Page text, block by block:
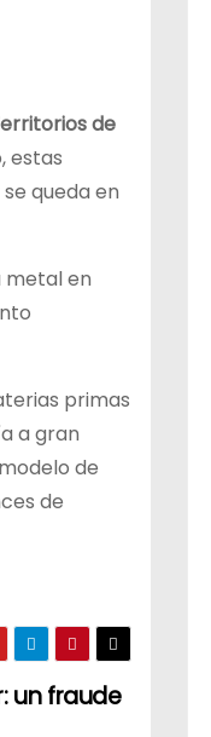
de
estas
queda en
metal en
primas
a gran
de
de
un fraude